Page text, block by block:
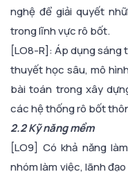
nghệ để giải quyết
trong lĩnh vực rô bốt.
[LO8-R]: Áp dụng
thuyết học sâu, mô
bài toán trong xây
các hệ thống rô bốt
2.2 Kỹ năng mềm
[LO9] Có khả năng
nhóm làm việc, lãnh